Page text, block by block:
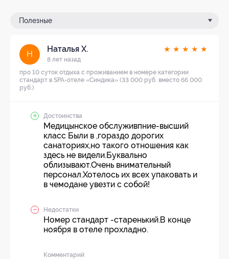
Полезные
Н
Наталья Х.
8 лет назад
★ ★ ★ ★ ★
про 10 суток отдыха с проживанием в номере категории
стандарт в SPA-отеле «Синдика» (33 000 руб. вместо 66 000
руб.)
Достоинства
Медицынское обслуживпние-высший
класс Были в ,гораздо дорогих
санаториях,но такого отношения как
здесь не видели.Буквально
облизывают.Очень внимательный
персонал.Хотелось их всех упаковать и
в чемодане увезти с собой!
Недостатки
Номер стандарт -старенький.В конце
ноября в отеле прохладно.
Комментарий